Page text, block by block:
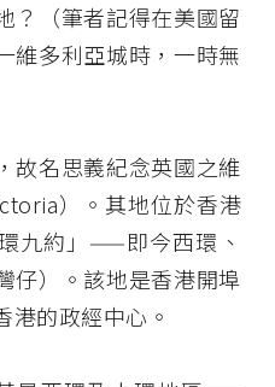
？（筆者記得在美國留
維多利亞城時，一時無
故名思義紀念英國之維
）。其地位於香港
九約」——即今西環、
仔）。該地是香港開埠
港的政經中心。